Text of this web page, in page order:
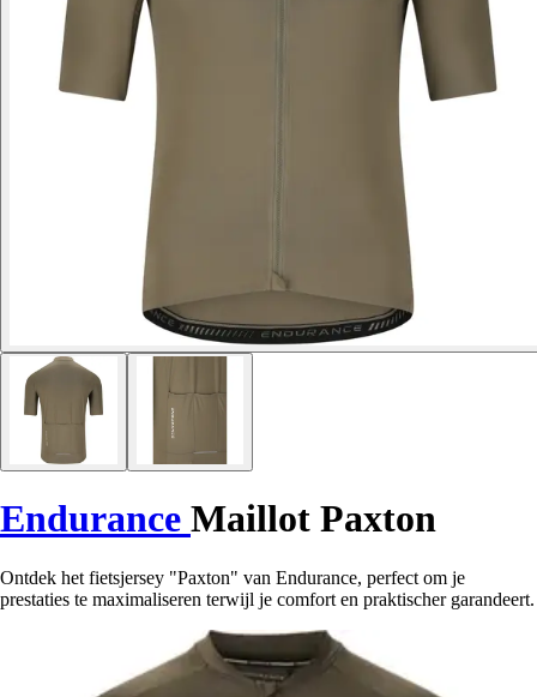
Endurance Maillot Paxton
Ontdek het fietsjersey "Paxton" van Endurance, perfect om je
prestaties te maximaliseren terwijl je comfort en praktischer garandeert.